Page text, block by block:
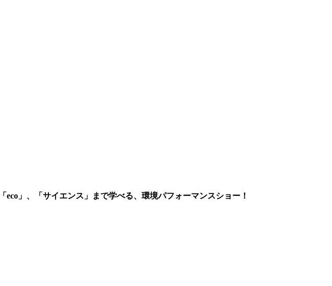
」、「サイエンス」まで学べる、環境パフォーマンスショー！